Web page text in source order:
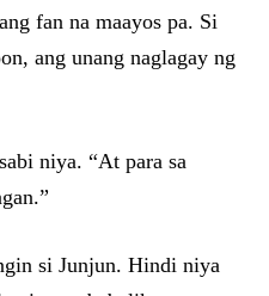
fan na maayos pa. Si
ang unang naglagay ng
niya. “At para sa
si Junjun. Hindi niya